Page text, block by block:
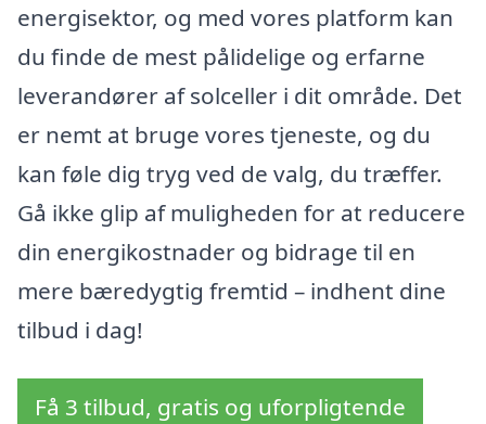
energisektor, og med vores platform kan
du finde de mest pålidelige og erfarne
leverandører af solceller i dit område. Det
er nemt at bruge vores tjeneste, og du
kan føle dig tryg ved de valg, du træffer.
Gå ikke glip af muligheden for at reducere
din energikostnader og bidrage til en
mere bæredygtig fremtid – indhent dine
tilbud i dag!
Få 3 tilbud, gratis og uforpligtende